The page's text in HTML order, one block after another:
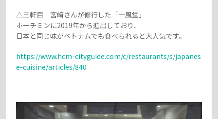
△三軒目 宮﨑さんが修行した「一風堂」
ホーチミンに2019年から進出しており、
日本と同じ味がベトナムでも食べられると大人気です。
https://www.hcm-cityguide.com/c/restaurants/s/japanes
e-cuisine/articles/840